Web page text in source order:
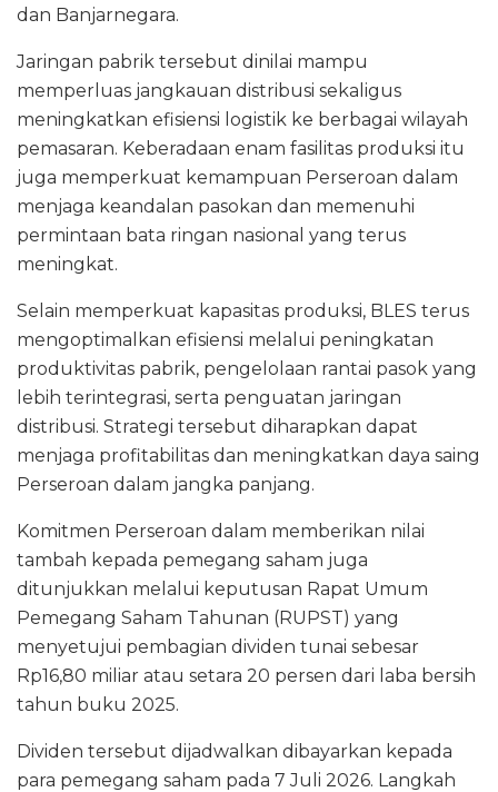
dan Banjarnegara.
Jaringan pabrik tersebut dinilai mampu
memperluas jangkauan distribusi sekaligus
meningkatkan efisiensi logistik ke berbagai wilayah
pemasaran. Keberadaan enam fasilitas produksi itu
juga memperkuat kemampuan Perseroan dalam
menjaga keandalan pasokan dan memenuhi
permintaan bata ringan nasional yang terus
meningkat.
Selain memperkuat kapasitas produksi, BLES terus
mengoptimalkan efisiensi melalui peningkatan
produktivitas pabrik, pengelolaan rantai pasok yang
lebih terintegrasi, serta penguatan jaringan
distribusi. Strategi tersebut diharapkan dapat
menjaga profitabilitas dan meningkatkan daya saing
Perseroan dalam jangka panjang.
Komitmen Perseroan dalam memberikan nilai
tambah kepada pemegang saham juga
ditunjukkan melalui keputusan Rapat Umum
Pemegang Saham Tahunan (RUPST) yang
menyetujui pembagian dividen tunai sebesar
Rp16,80 miliar atau setara 20 persen dari laba bersih
tahun buku 2025.
Dividen tersebut dijadwalkan dibayarkan kepada
para pemegang saham pada 7 Juli 2026. Langkah